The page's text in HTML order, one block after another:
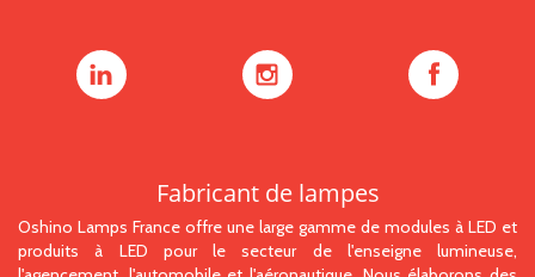
Oshino
Oshino
Oshino
Fabricant de lampes
Oshino Lamps France offre une large gamme de modules à LED et
produits à LED pour le secteur de l'enseigne lumineuse,